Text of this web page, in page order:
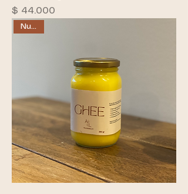
Precio
$ 44.000
Nuevo